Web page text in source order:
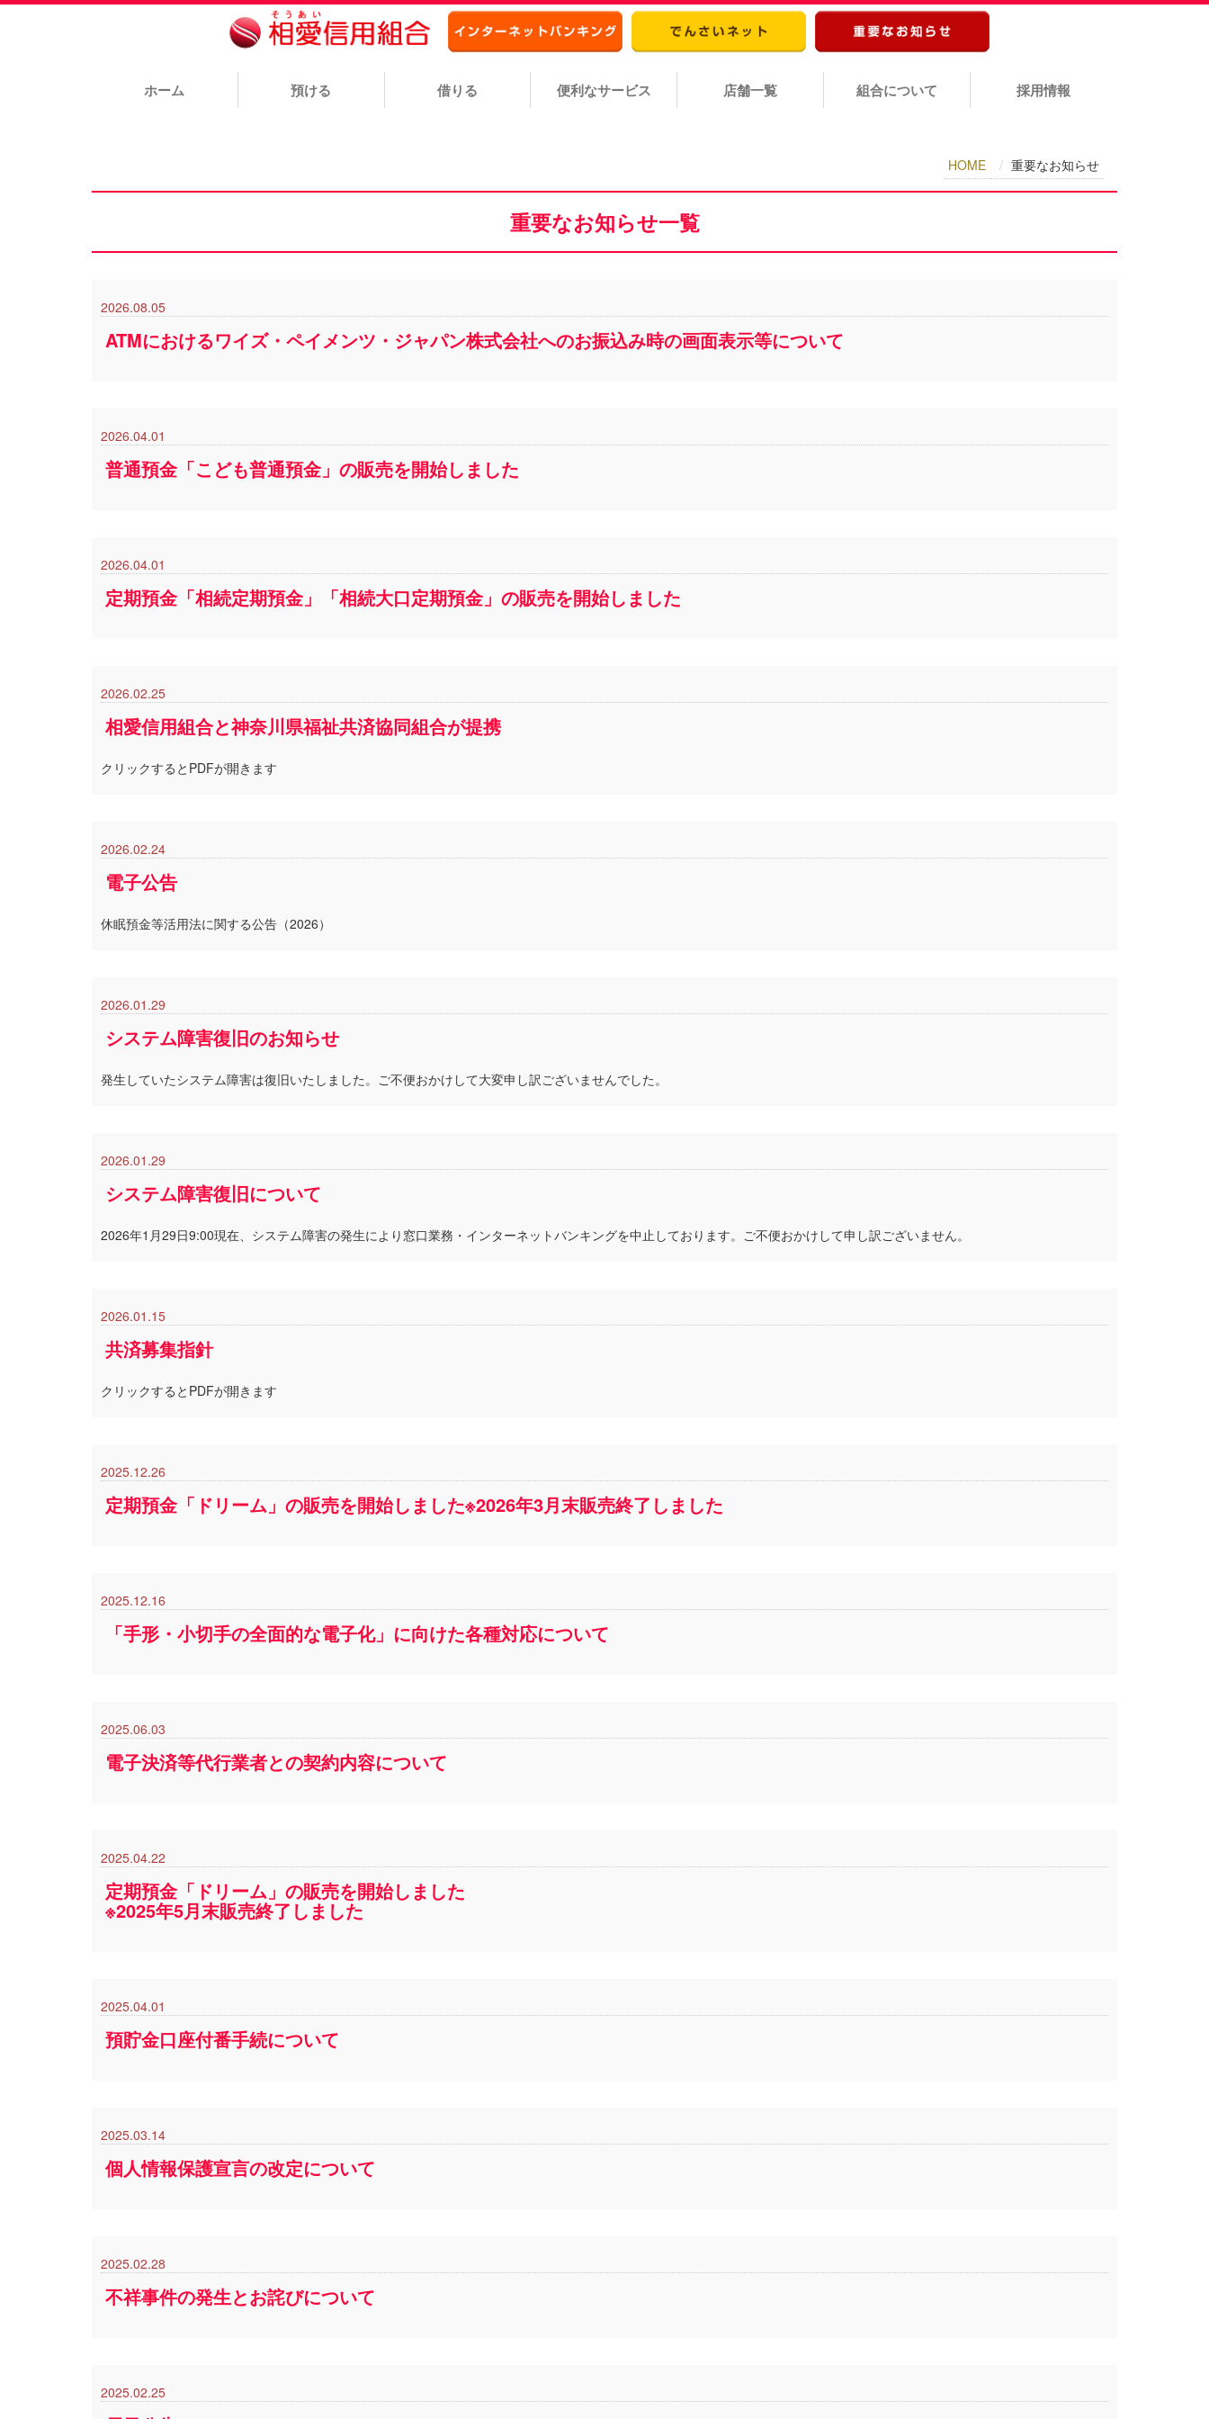
ホーム 預ける 借りる 便利なサービス 店舗一覧 組合について 採用情報
HOME 重要なお知らせ
重要なお知らせ一覧
2026.08.05
ATMにおけるワイズ・ペイメンツ・ジャパン株式会社へのお振込み時の画面表示等について
2026.04.01
普通預金「こども普通預金」の販売を開始しました
2026.04.01
定期預金「相続定期預金」「相続大口定期預金」の販売を開始しました
2026.02.25
相愛信用組合と神奈川県福祉共済協同組合が提携
クリックするとPDFが開きます
2026.02.24
電子公告
休眠預金等活用法に関する公告（2026）
2026.01.29
システム障害復旧のお知らせ
発生していたシステム障害は復旧いたしました。ご不便おかけして大変申し訳ございませんでした。
2026.01.29
システム障害復旧について
2026年1月29日9:00現在、システム障害の発生により窓口業務・インターネットバンキングを中止しております。ご不便おかけして申し訳ございません。
2026.01.15
共済募集指針
クリックするとPDFが開きます
2025.12.26
定期預金「ドリーム」の販売を開始しました※2026年3月末販売終了しました
2025.12.16
「手形・小切手の全面的な電子化」に向けた各種対応について
2025.06.03
電子決済等代行業者との契約内容について
2025.04.22
定期預金「ドリーム」の販売を開始しました
※2025年5月末販売終了しました
2025.04.01
預貯金口座付番手続について
2025.03.14
個人情報保護宣言の改定について
2025.02.28
不祥事件の発生とお詫びについて
2025.02.25